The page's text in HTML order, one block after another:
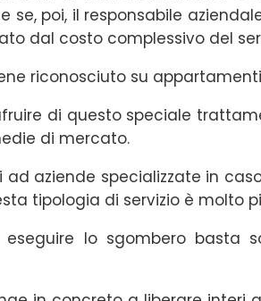
se, poi, il responsabile
dal costo complessivo del
riconosciuto su
di questo speciale
di mercato.
ad aziende specializzate in
tipologia di servizio è molto
lo sgombero basta